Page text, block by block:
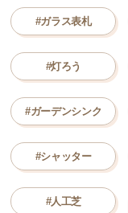
#ガラス表札
#灯ろう
#ガーデンシンク
#シャッター
#人工芝